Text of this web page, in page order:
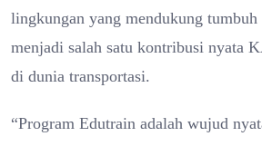
lingkungan yang mendukung
menjadi salah satu kontribusi nyata
di dunia transportasi.
“Program Edutrain adalah wujud